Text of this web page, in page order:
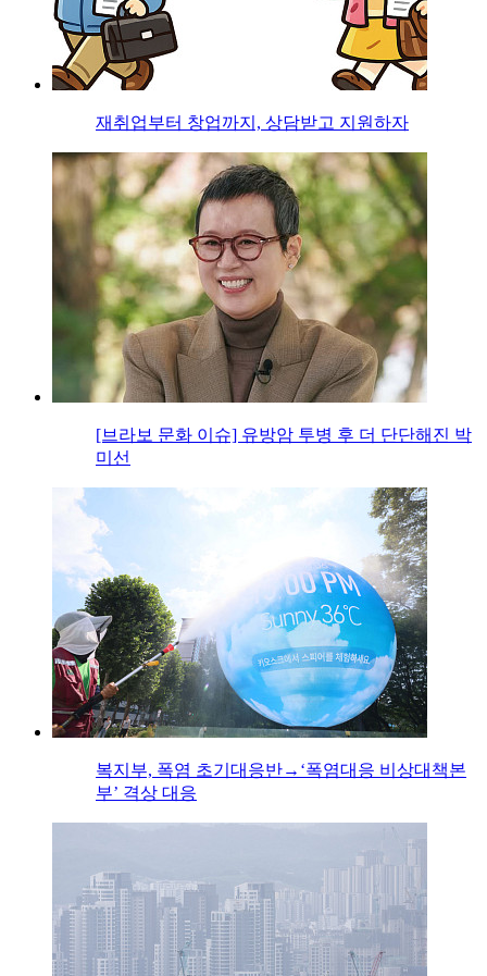
재취업부터 창업까지, 상담받고 지원하자
[브라보 문화 이슈] 유방암 투병 후 더 단단해진 박
미선
복지부, 폭염 초기대응반→‘폭염대응 비상대책본
부’ 격상 대응